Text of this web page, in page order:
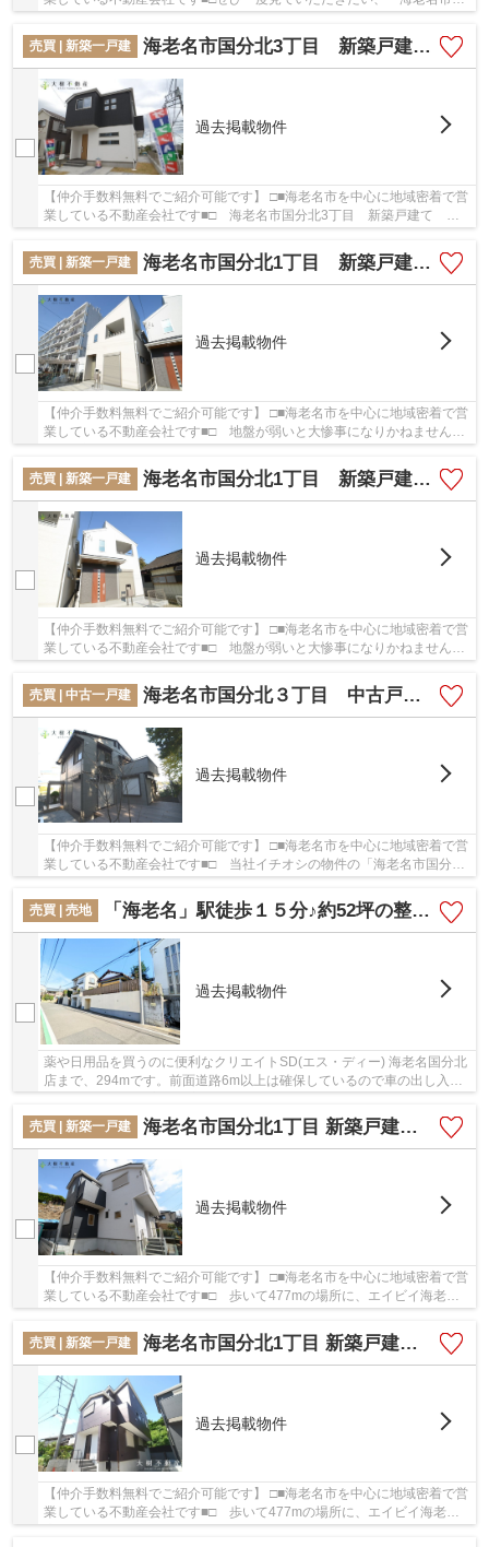
売買 | 新築一戸建
海老名市国分北3丁目 新築戸建て 全１棟【仲介手数料無料】
過去掲載物件
【仲介手数料無料でご紹介可能です】 □■海老名市を中心に地域密着で営
業している不動産会社です■□ 海老名市国分北3丁目 新築戸建て 全
売買 | 新築一戸建
海老名市国分北1丁目 新築戸建て 全２棟 【仲介手数料無料】
過去掲載物件
【仲介手数料無料でご紹介可能です】 □■海老名市を中心に地域密着で営
業している不動産会社です■□ 地盤が弱いと大惨事になりかねませんの
売買 | 新築一戸建
海老名市国分北1丁目 新築戸建て 全2棟 【仲介手数料無料】
過去掲載物件
【仲介手数料無料でご紹介可能です】 □■海老名市を中心に地域密着で営
業している不動産会社です■□ 地盤が弱いと大惨事になりかねませんの
で地盤調査はとても大切です。戸建て物件をご...
売買 | 中古一戸建
海老名市国分北３丁目 中古戸建て 【仲介手数料無料】
過去掲載物件
【仲介手数料無料でご紹介可能です】 □■海老名市を中心に地域密着で営
業している不動産会社です■□ 当社イチオシの物件の「海老名市国分北
３丁目 中古戸建て 【仲介手数料無料】」。...
売買 | 売地
「海老名」駅徒歩１５分♪約52坪の整形地
過去掲載物件
薬や日用品を買うのに便利なクリエイトSD(エス・ディー) 海老名国分北
店まで、294mです。前面道路6m以上は確保しているので車の出し入れ
売買 | 新築一戸建
海老名市国分北1丁目 新築戸建て 全２棟 【仲介手数料無料】
過去掲載物件
【仲介手数料無料でご紹介可能です】 □■海老名市を中心に地域密着で営
業している不動産会社です■□ 歩いて477mの場所に、エイビイ海老名
売買 | 新築一戸建
海老名市国分北1丁目 新築戸建て 全２棟 【仲介手数料無料】
過去掲載物件
【仲介手数料無料でご紹介可能です】 □■海老名市を中心に地域密着で営
業している不動産会社です■□ 歩いて477mの場所に、エイビイ海老名